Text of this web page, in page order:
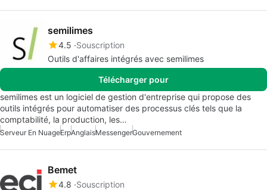
semilimes
4.5 Souscription
Outils d'affaires intégrés avec semilimes
Télécharger pour
semilimes est un logiciel de gestion d'entreprise qui propose des
outils intégrés pour automatiser des processus clés tels que la
comptabilité, la production, les…
Serveur En NuageErpAnglaisMessengerGouvernement
Bemet
4.8 Souscription